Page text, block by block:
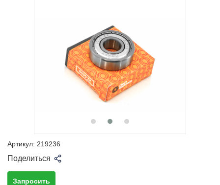
Артикул: 219236
Поделиться
Запросить